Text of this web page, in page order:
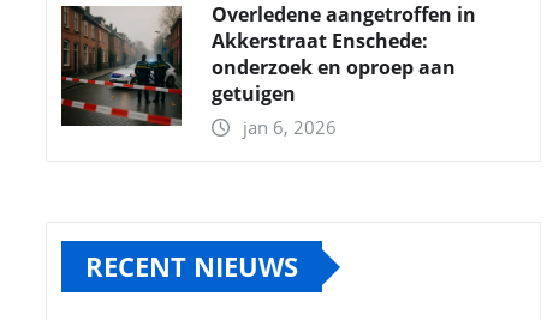
Overledene aangetroffen in
Akkerstraat Enschede:
onderzoek en oproep aan
getuigen
jan 6, 2026
RECENT NIEUWS